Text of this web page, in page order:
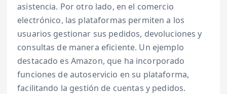
asistencia. Por otro lado, en el comercio
electrónico, las plataformas permiten a los
usuarios gestionar sus pedidos, devoluciones y
consultas de manera eficiente. Un ejemplo
destacado es Amazon, que ha incorporado
funciones de autoservicio en su plataforma,
facilitando la gestión de cuentas y pedidos.